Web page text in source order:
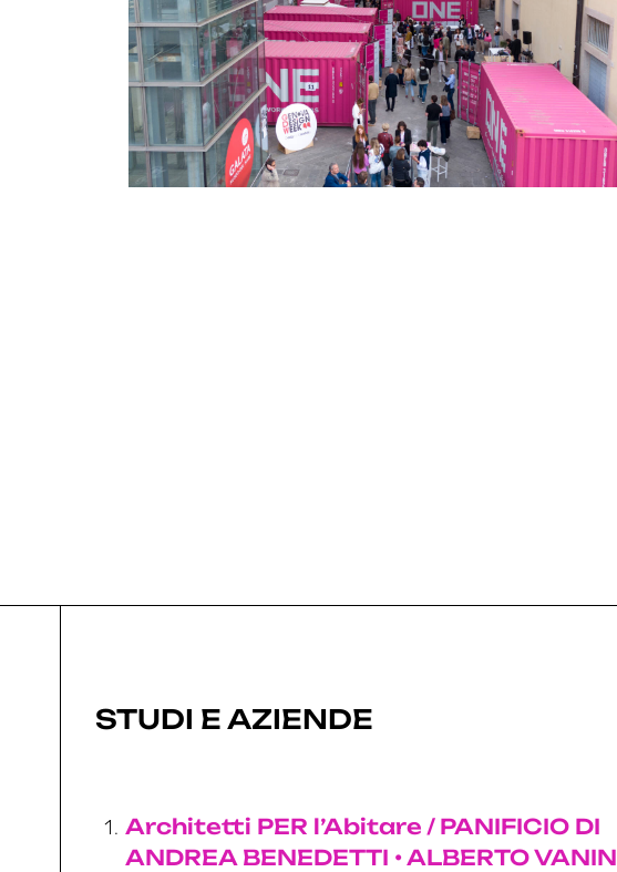
STUDI E AZIENDE
Architetti PER l’Abitare / PANIFICIO DI
ANDREA BENEDETTI • ALBERTO VANIN